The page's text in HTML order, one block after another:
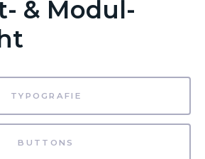
& Modul-
TYPOGRAFIE
BUTTONS